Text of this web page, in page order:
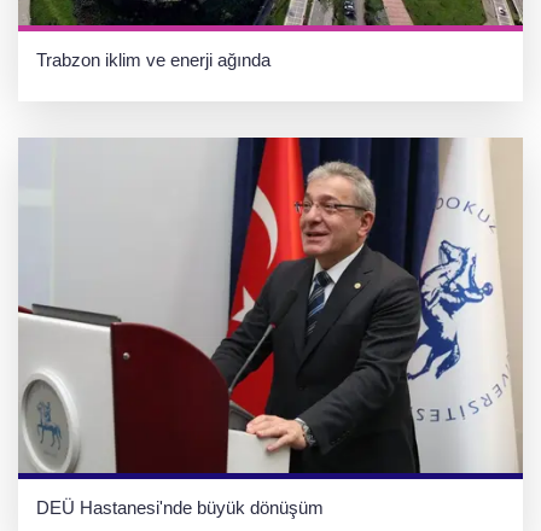
Trabzon iklim ve enerji ağında
DEÜ Hastanesi'nde büyük dönüşüm